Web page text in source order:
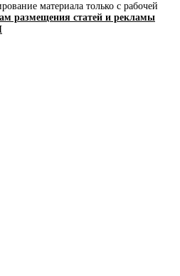
материала только с рабочей
размещения статей и рекламы